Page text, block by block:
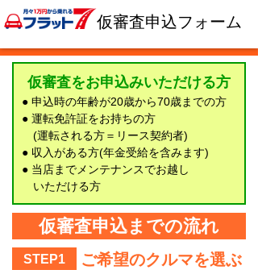
仮審査申込フォーム
仮審査をお申込みいただける方
● 申込時の年齢が20歳から70歳までの方
● 運転免許証をお持ちの方
(運転される方＝リース契約者)
● 収入がある方(年金受給を含みます)
● 当店までメンテナンスでお越し
いただける方
仮審査申込までの流れ
STEP1 ご希望のクルマを選ぶ